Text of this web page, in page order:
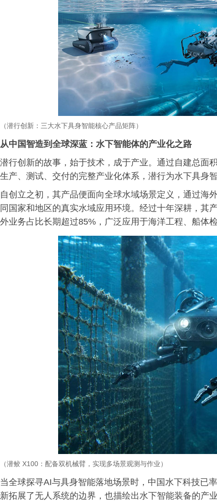
（潜行创新：三大水下具身智能核心产品矩阵）
从中国智造到全球深蓝：水下智能体的产业化之路
潜行创新的故事，始于技术，成于产业。通过自建总面
生产、测试、交付的完整产业化体系，潜行为水下具身
自创立之初，其产品便面向全球水域场景定义，通过海
同国家和地区的真实水域应用环境。经过十年深耕，其
外业务占比长期超过85%，广泛应用于海洋工程、船体
（潜鲛 X100 ：配备双机械臂，实现多场景观测与作业）
当全球探寻AI与具身智能落地场景时，中国水下科技已
新拓展了无人系统的边界，也描绘出水下智能装备的产